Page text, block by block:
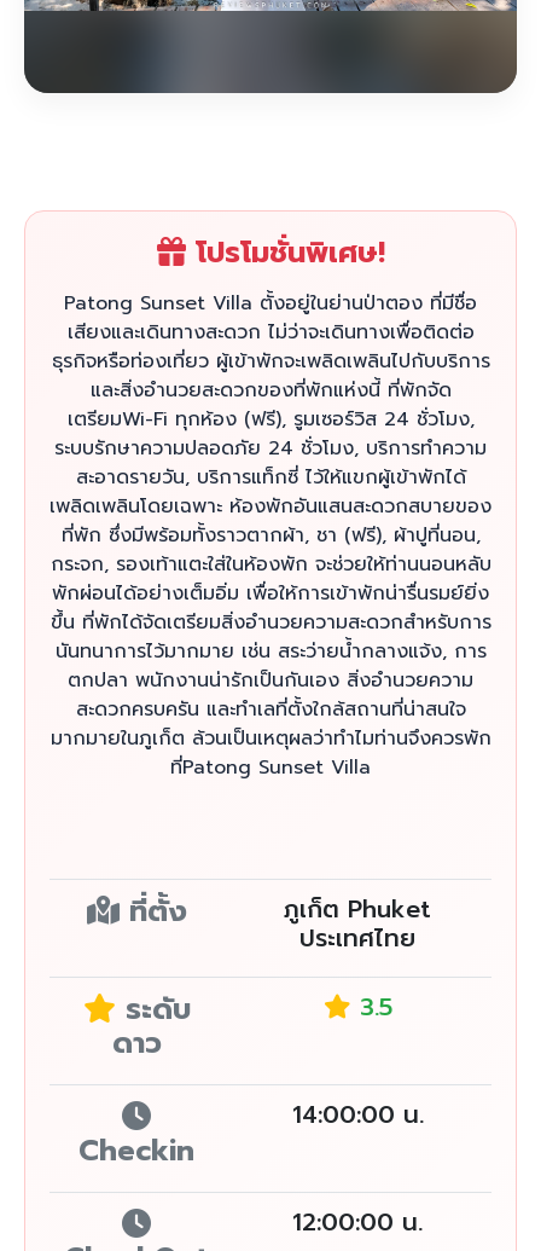
โปรโมชั่นพิเศษ!
Patong Sunset Villa ตั้งอยู่ในย่านป่าตอง ที่มีชื่อ
เสียงและเดินทางสะดวก ไม่ว่าจะเดินทางเพื่อติดต่อ
ธุรกิจหรือท่องเที่ยว ผู้เข้าพักจะเพลิดเพลินไปกับบริการ
และสิ่งอำนวยสะดวกของที่พักแห่งนี้ ที่พักจัด
เตรียมWi-Fi ทุกห้อง (ฟรี), รูมเซอร์วิส 24 ชั่วโมง,
ระบบรักษาความปลอดภัย 24 ชั่วโมง, บริการทำความ
สะอาดรายวัน, บริการแท็กซี่ ไว้ให้แขกผู้เข้าพักได้
เพลิดเพลินโดยเฉพาะ ห้องพักอันแสนสะดวกสบายของ
ที่พัก ซึ่งมีพร้อมทั้งราวตากผ้า, ชา (ฟรี), ผ้าปูที่นอน,
กระจก, รองเท้าแตะใส่ในห้องพัก จะช่วยให้ท่านนอนหลับ
พักผ่อนได้อย่างเต็มอิ่ม เพื่อให้การเข้าพักน่ารื่นรมย์ยิ่ง
ขึ้น ที่พักได้จัดเตรียมสิ่งอำนวยความสะดวกสำหรับการ
นันทนาการไว้มากมาย เช่น สระว่ายน้ำกลางแจ้ง, การ
ตกปลา พนักงานน่ารักเป็นกันเอง สิ่งอำนวยความ
สะดวกครบครัน และทำเลที่ตั้งใกล้สถานที่น่าสนใจ
มากมายในภูเก็ต ล้วนเป็นเหตุผลว่าทำไมท่านจึงควรพัก
ที่Patong Sunset Villa
ที่ตั้ง
ภูเก็ต Phuket
ประเทศไทย
ระดับ
ดาว
3.5
Checkin
14:00:00 น.
12:00:00 น.